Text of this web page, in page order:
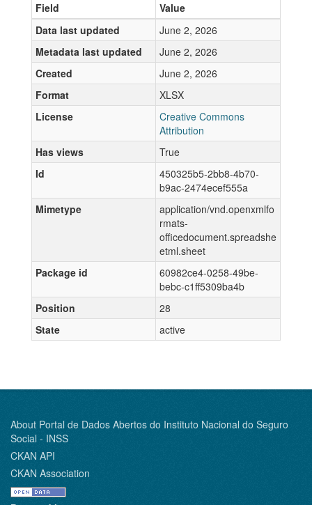
Field
Value
Data last updated
June 2, 2026
Metadata last updated
June 2, 2026
Created
June 2, 2026
Format
XLSX
License
Creative Commons
Attribution
Has views
True
Id
450325b5-2bb8-4b70-
b9ac-2474ecef555a
Mimetype
application/vnd.openxmlfo
rmats-
officedocument.spreadshe
etml.sheet
Package id
60982ce4-0258-49be-
bebc-c1ff5309ba4b
Position
28
State
active
About Portal de Dados Abertos do Instituto Nacional do Seguro
Social - INSS
CKAN API
CKAN Association